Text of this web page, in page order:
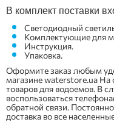
В комплект поставки
Светодиодный
Комплектующие для
Инструкция.
Упаковка.
Оформите заказ любым
магазине waterstore.ua На
товаров для водоемов. В
воспользоваться
обратной связи.
доставка во все